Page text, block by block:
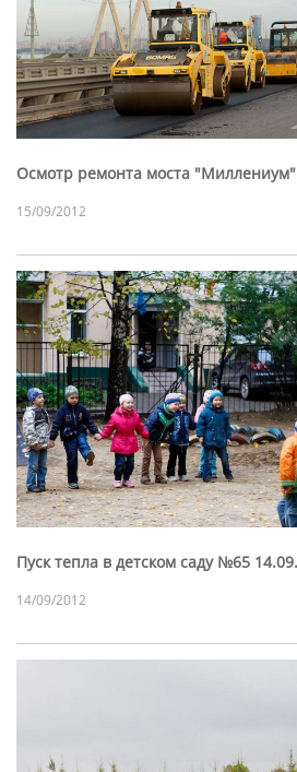
Осмотр ремонта моста
15/09/2012
Пуск тепла в детском саду №65
14/09/2012